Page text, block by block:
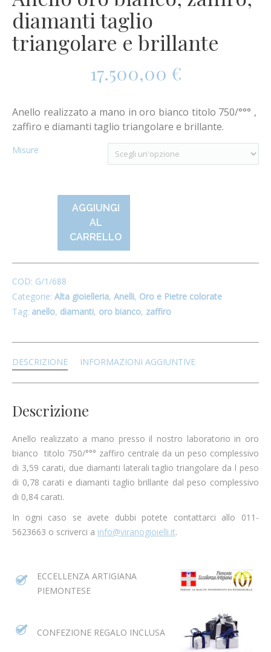
diamanti taglio
triangolare e brillante
17.500,00 €
Anello realizzato a mano in oro bianco titolo 750/°°° ,
zaffiro e diamanti taglio triangolare e brillante.
Misure
AGGIUNGI
AL
CARRELLO
COD: G/1/688
Categorie: Alta gioielleria, Anelli, Oro e Pietre colorate
Tag: anello, diamanti, oro bianco, zaffiro
DESCRIZIONE INFORMAZIONI AGGIUNTIVE
Descrizione
Anello realizzato a mano presso il nostro laboratorio in oro
bianco titolo 750/°°° zaffiro centrale da un peso complessivo
di 3,59 carati, due diamanti laterali taglio triangolare da l peso
di 0,78 carati e diamanti taglio brillante dal peso complessivo
di 0,84 carati.
In ogni caso se avete dubbi potete contattarci allo 011-
5623663 o scriverci a info@viranogioielli.it.
ECCELLENZA ARTIGIANA
PIEMONTESE
CONFEZIONE REGALO INCLUSA